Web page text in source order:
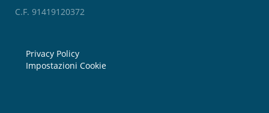
C.F. 91419120372
Privacy Policy
Impostazioni Cookie